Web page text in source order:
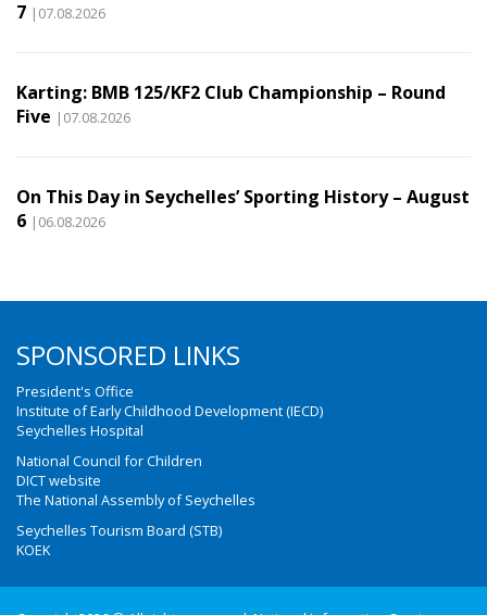
7 |07.08.2026
Karting: BMB 125/KF2 Club Championship – Round
Five |07.08.2026
On This Day in Seychelles’ Sporting History – August
6 |06.08.2026
SPONSORED LINKS
President's Office
Institute of Early Childhood Development (IECD)
Seychelles Hospital
National Council for Children
DICT website
The National Assembly of Seychelles
Seychelles Tourism Board (STB)
KOEK